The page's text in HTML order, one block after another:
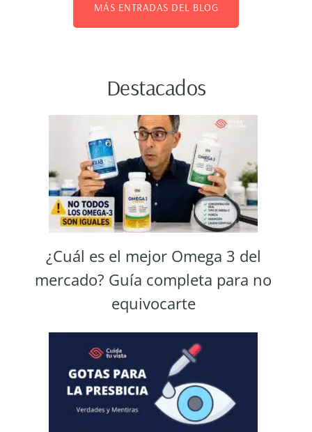
Omega
Guía
no
MÁS ENTRADAS DEL BLOG
Destacados
¿Cuál es el mejor Omega 3 del
mercado? Guía completa para no
equivocarte